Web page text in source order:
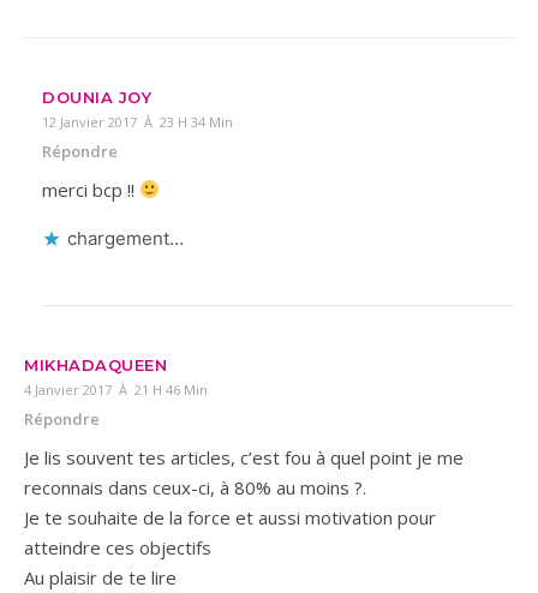
DOUNIA JOY
12 Janvier 2017 À 23 H 34 Min
Répondre
merci bcp !!
chargement…
MIKHADAQUEEN
4 Janvier 2017 À 21 H 46 Min
Répondre
Je lis souvent tes articles, c’est fou à quel point je me
reconnais dans ceux-ci, à 80% au moins ?.
Je te souhaite de la force et aussi motivation pour
atteindre ces objectifs
Au plaisir de te lire